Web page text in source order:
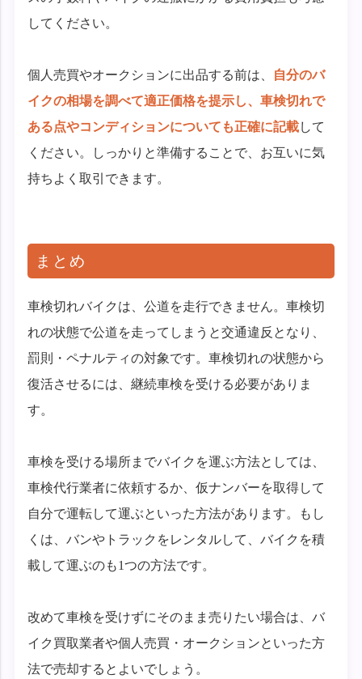
してください。
個人売買やオークションに出品する前は、 自分のバ
イクの相場を調べて適正価格を提示し、車検切れで
ある点やコンディションについても正確に記載して
ください。しっかりと準備することで、お互いに気
持ちよく取引できます。
まとめ
車検切れバイクは、公道を走行できません。車検切
れの状態で公道を走ってしまうと交通違反となり、
罰則・ペナルティの対象です。車検切れの状態から
復活させるには、継続車検を受ける必要がありま
す。
車検を受ける場所までバイクを運ぶ方法としては、
車検代行業者に依頼するか、仮ナンバーを取得して
自分で運転して運ぶといった方法があります。もし
くは、バンやトラックをレンタルして、バイクを積
載して運ぶのも1つの方法です。
改めて車検を受けずにそのまま売りたい場合は、バ
イク買取業者や個人売買・オークションといった方
法で売却するとよいでしょう。